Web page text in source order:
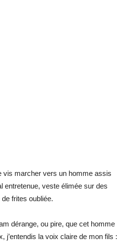
vis marcher vers un homme assis
entretenue, veste élimée sur des
frites oubliée.
dérange, ou pire, que cet homme
j’entendis la voix claire de mon fils :